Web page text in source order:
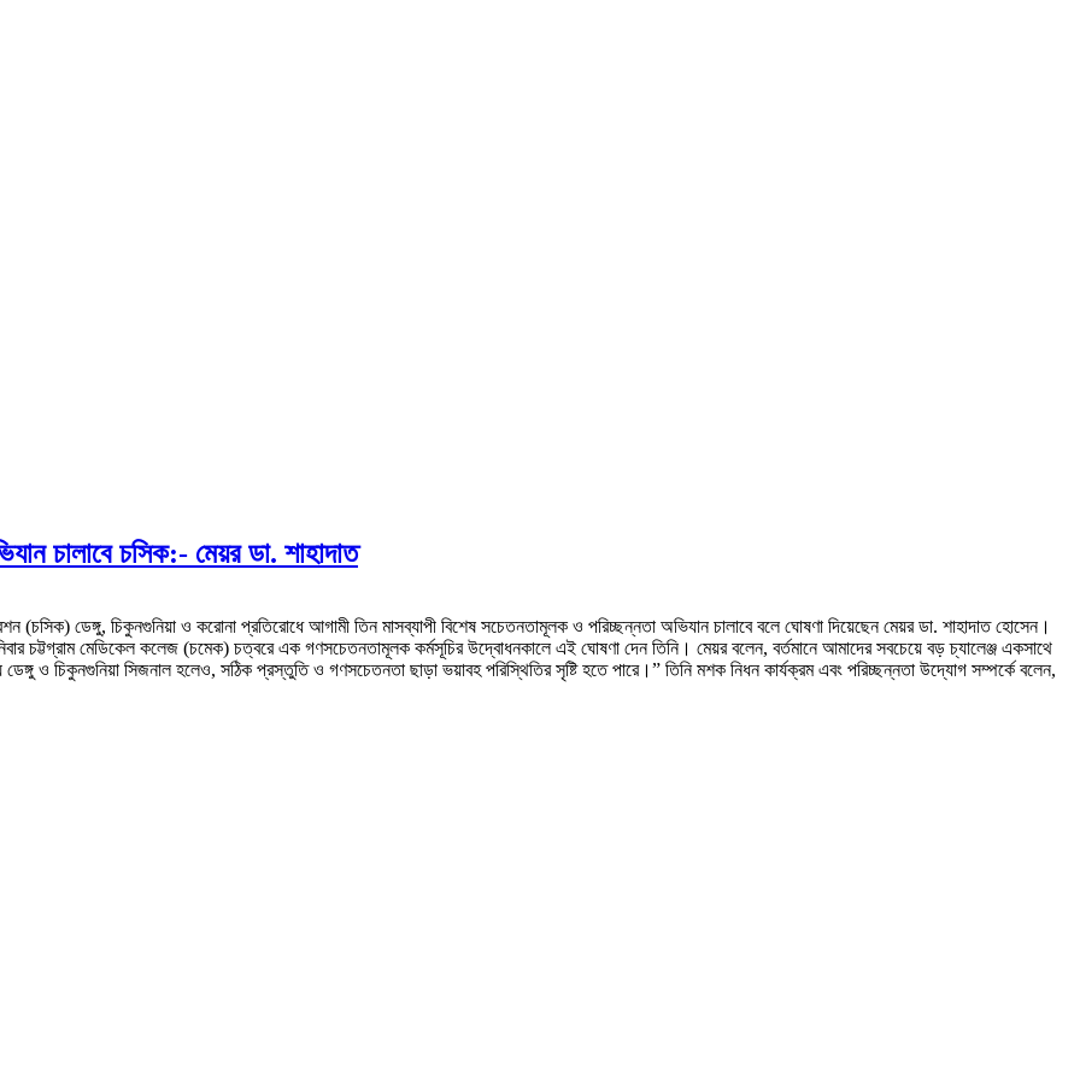
চালাবে চসিক:- মেয়র ডা. শাহাদাত
ডেঙ্গু, চিকুনগুনিয়া ও করোনা প্রতিরোধে আগামী তিন মাসব্যাপী বিশেষ সচেতনতামূলক ও পরিচ্ছন্নতা অভিযান চালাবে বলে ঘোষণা দিয়েছেন মেয়র ডা. শাহাদাত হোসেন।
চট্টগ্রাম মেডিকেল কলেজ (চমেক) চত্বরে এক গণসচেতনতামূলক কর্মসূচির উদ্বোধনকালে এই ঘোষণা দেন তিনি। মেয়র বলেন, বর্তমানে আমাদের সবচেয়ে বড় চ্যালেঞ্জ একসাথে
ও চিকুনগুনিয়া সিজনাল হলেও, সঠিক প্রস্তুতি ও গণসচেতনতা ছাড়া ভয়াবহ পরিস্থিতির সৃষ্টি হতে পারে।” তিনি মশক নিধন কার্যক্রম এবং পরিচ্ছন্নতা উদ্যোগ সম্পর্কে বলেন,